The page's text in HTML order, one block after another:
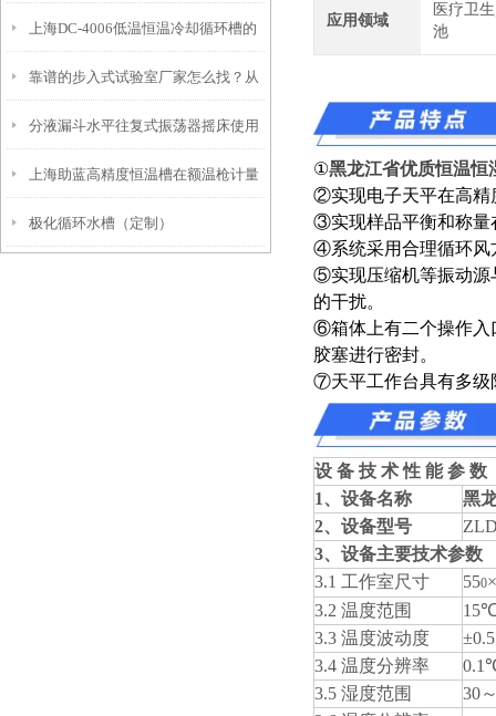
案-恒温槽80L
上海DC-4006低温恒温冷却循环槽的
产品特点和应用
靠谱的步入式试验室厂家怎么找？从
信誉和资质入手
分液漏斗水平往复式振荡器摇床使用
时需要注意这几点
上海助蓝高精度恒温槽在额温枪计量
校准上的广泛应用
极化循环水槽（定制）
应用领域
医疗卫
池
①黑龙江省优质恒温恒
②实现电子天平在高精
③实现样品平衡和称量
④系统采用合理循环风
⑤实现压缩机等振动源
的干扰。
⑥箱体上有二个操作入
胶塞进行密封。
⑦天平工作台具有多级
设 备 技 术 性 能 参 数
1、设备名称
黑
2、设备型号
3、设备主要技术参数
3.1 工作室尺寸
550
3.2 温度范围
3.3 温度波动度
3.4 温度分辨率
3.5 湿度范围
30